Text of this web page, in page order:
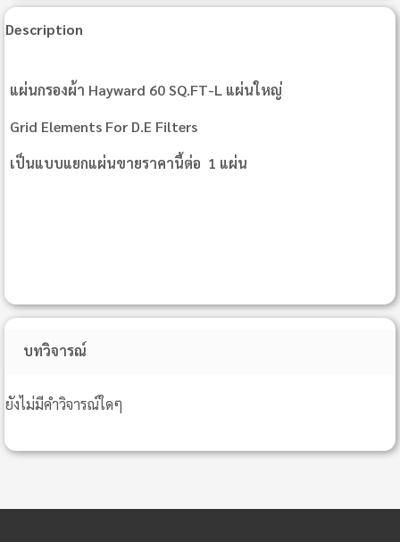
Description
แผ่นกรองผ้า Hayward 60 SQ.FT-L แผ่นใหญ่
Grid Elements For D.E Filters
เป็นแบบแยกแผ่นขายราคานี้ต่อ 1 แผ่น
บทวิจารณ์
ยังไม่มีคำวิจารณ์ใดๆ